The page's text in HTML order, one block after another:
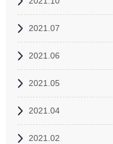
2021.07
2021.06
2021.05
2021.04
2021.02